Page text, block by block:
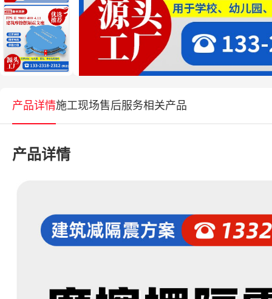
产品详情施工现场售后服务相关产品
产品详情